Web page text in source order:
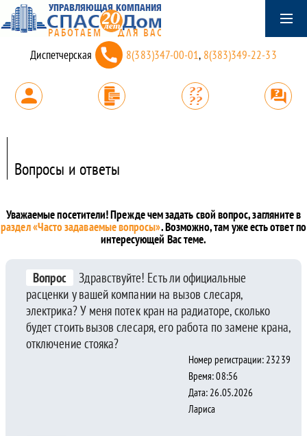
Диспетчерская 8(383)347-00-01, 8(383)349-22-33
Вопросы и ответы
Уважаемые посетители! Прежде чем задать свой вопрос, загляните в
раздел «Часто задаваемые вопросы». Возможно, там уже есть ответ по
интересующей Вас теме.
Вопрос
Здравствуйте! Есть ли официальные
расценки у вашей компании на вызов слесаря,
электрика? У меня потек кран на радиаторе, сколько
будет стоить вызов слесаря, его работа по замене крана,
отключение стояка?
Номер регистрации: 23239
Время: 08:56
Дата: 26.05.2026
Лариса